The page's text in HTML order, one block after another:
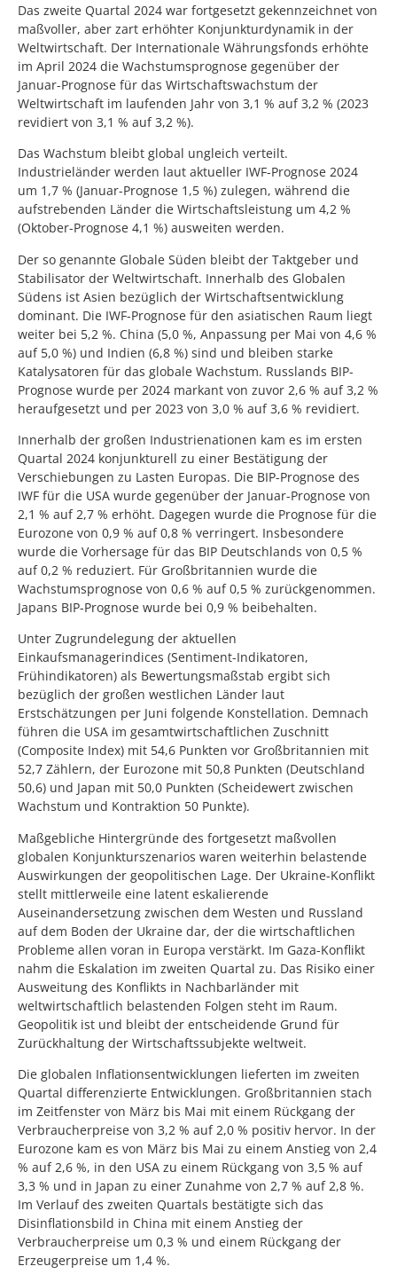
Das zweite Quartal 2024 war fortgesetzt gekennzeichnet von
maßvoller, aber zart erhöhter Konjunkturdynamik in der
Weltwirtschaft. Der Internationale Währungsfonds erhöhte
im April 2024 die Wachstumsprognose gegenüber der
Januar-Prognose für das Wirtschaftswachstum der
Weltwirtschaft im laufenden Jahr von 3,1 % auf 3,2 % (2023
revidiert von 3,1 % auf 3,2 %).
Das Wachstum bleibt global ungleich verteilt.
Industrieländer werden laut aktueller IWF-Prognose 2024
um 1,7 % (Januar-Prognose 1,5 %) zulegen, während die
aufstrebenden Länder die Wirtschaftsleistung um 4,2 %
(Oktober-Prognose 4,1 %) ausweiten werden.
Der so genannte Globale Süden bleibt der Taktgeber und
Stabilisator der Weltwirtschaft. Innerhalb des Globalen
Südens ist Asien bezüglich der Wirtschaftsentwicklung
dominant. Die IWF-Prognose für den asiatischen Raum liegt
weiter bei 5,2 %. China (5,0 %, Anpassung per Mai von 4,6 %
auf 5,0 %) und Indien (6,8 %) sind und bleiben starke
Katalysatoren für das globale Wachstum. Russlands BIP-
Prognose wurde per 2024 markant von zuvor 2,6 % auf 3,2 %
heraufgesetzt und per 2023 von 3,0 % auf 3,6 % revidiert.
Innerhalb der großen Industrienationen kam es im ersten
Quartal 2024 konjunkturell zu einer Bestätigung der
Verschiebungen zu Lasten Europas. Die BIP-Prognose des
IWF für die USA wurde gegenüber der Januar-Prognose von
2,1 % auf 2,7 % erhöht. Dagegen wurde die Prognose für die
Eurozone von 0,9 % auf 0,8 % verringert. Insbesondere
wurde die Vorhersage für das BIP Deutschlands von 0,5 %
auf 0,2 % reduziert. Für Großbritannien wurde die
Wachstumsprognose von 0,6 % auf 0,5 % zurückgenommen.
Japans BIP-Prognose wurde bei 0,9 % beibehalten.
Unter Zugrundelegung der aktuellen
Einkaufsmanagerindices (Sentiment-Indikatoren,
Frühindikatoren) als Bewertungsmaßstab ergibt sich
bezüglich der großen westlichen Länder laut
Erstschätzungen per Juni folgende Konstellation. Demnach
führen die USA im gesamtwirtschaftlichen Zuschnitt
(Composite Index) mit 54,6 Punkten vor Großbritannien mit
52,7 Zählern, der Eurozone mit 50,8 Punkten (Deutschland
50,6) und Japan mit 50,0 Punkten (Scheidewert zwischen
Wachstum und Kontraktion 50 Punkte).
Maßgebliche Hintergründe des fortgesetzt maßvollen
globalen Konjunkturszenarios waren weiterhin belastende
Auswirkungen der geopolitischen Lage. Der Ukraine-Konflikt
stellt mittlerweile eine latent eskalierende
Auseinandersetzung zwischen dem Westen und Russland
auf dem Boden der Ukraine dar, der die wirtschaftlichen
Probleme allen voran in Europa verstärkt. Im Gaza-Konflikt
nahm die Eskalation im zweiten Quartal zu. Das Risiko einer
Ausweitung des Konflikts in Nachbarländer mit
weltwirtschaftlich belastenden Folgen steht im Raum.
Geopolitik ist und bleibt der entscheidende Grund für
Zurückhaltung der Wirtschaftssubjekte weltweit.
Die globalen Inflationsentwicklungen lieferten im zweiten
Quartal differenzierte Entwicklungen. Großbritannien stach
im Zeitfenster von März bis Mai mit einem Rückgang der
Verbraucherpreise von 3,2 % auf 2,0 % positiv hervor. In der
Eurozone kam es von März bis Mai zu einem Anstieg von 2,4
% auf 2,6 %, in den USA zu einem Rückgang von 3,5 % auf
3,3 % und in Japan zu einer Zunahme von 2,7 % auf 2,8 %.
Im Verlauf des zweiten Quartals bestätigte sich das
Disinflationsbild in China mit einem Anstieg der
Verbraucherpreise um 0,3 % und einem Rückgang der
Erzeugerpreise um 1,4 %.